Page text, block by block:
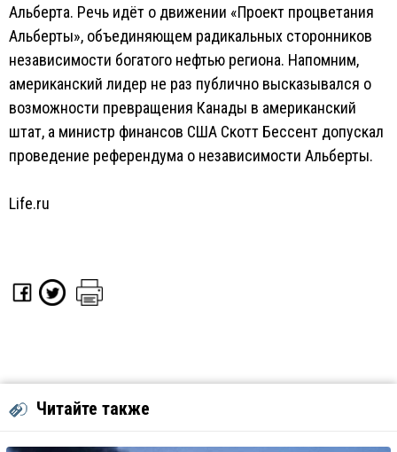
Альберта. Речь идёт о движении «Проект процветания
Альберты», объединяющем радикальных сторонников
независимости богатого нефтью региона. Напомним,
американский лидер не раз публично высказывался о
возможности превращения Канады в американский
штат, а министр финансов США Скотт Бессент допускал
проведение референдума о независимости Альберты.
Life.ru
Читайте также